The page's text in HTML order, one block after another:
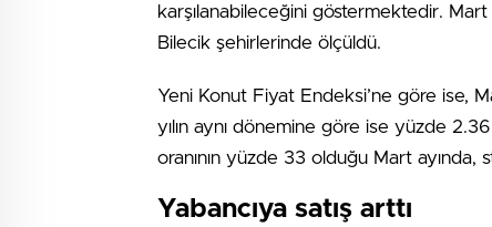
karşılanabileceğini göstermektedir.
Bilecik şehirlerinde ölçüldü.
Yeni Konut Fiyat Endeksi’ne göre ise,
yılın aynı dönemine göre ise yüzde
oranının yüzde 33 olduğu Mart ayında,
Yabancıya satış arttı